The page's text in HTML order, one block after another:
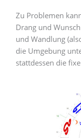
Zu Problemen
Drang und
und Wandlung
die Umgebung
stattdessen die